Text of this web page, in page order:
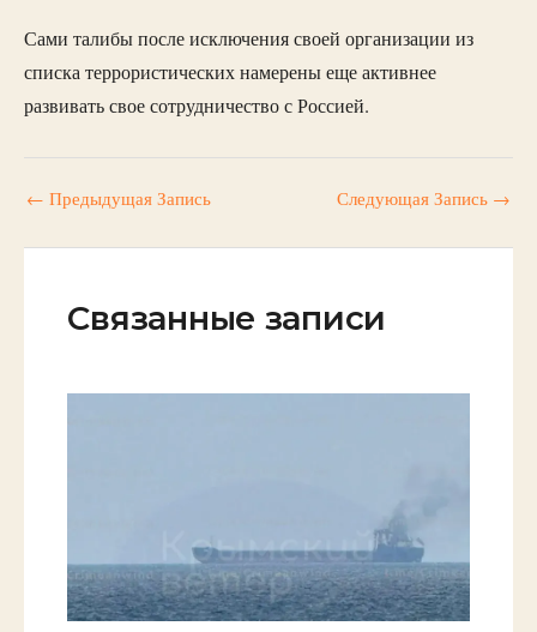
Сами талибы после исключения своей организации из
списка террористических намерены еще активнее
развивать свое сотрудничество с Россией.
← Предыдущая Запись Следующая Запись →
Связанные записи